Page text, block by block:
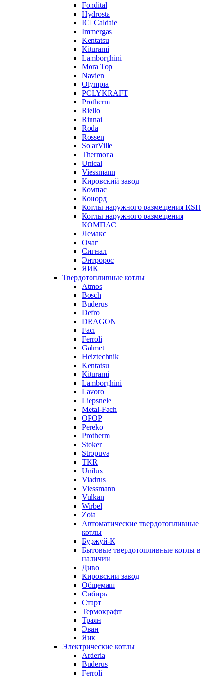
Fondital
Hydrosta
ICI Caldaie
Immergas
Kentatsu
Kiturami
Lamborghini
Mora Top
Navien
Olympia
POLYKRAFT
Protherm
Riello
Rinnai
Roda
Rossen
SolarVille
Thermona
Unical
Viessmann
Кировский завод
Компас
Конорд
Котлы наружного размещения RSH
Котлы наружного размещения
КОМПАС
Лемакс
Очаг
Сигнал
Энтророс
ЯИК
Твердотопливные котлы
Atmos
Bosch
Buderus
Defro
DRAGON
Faci
Ferroli
Galmet
Heiztechnik
Kentatsu
Kiturami
Lamborghini
Lavoro
Liepsnele
Metal-Fach
OPOP
Pereko
Protherm
Stoker
Stropuva
TKR
Unilux
Viadrus
Viessmann
Vulkan
Wirbel
Zota
Автоматические твердотопливные
котлы
Буржуй-К
Бытовые твердотопливные котлы в
наличии
Диво
Кировский завод
Общемаш
Сибирь
Старт
Термокрафт
Траян
Эван
Яик
Электрические котлы
Arderia
Buderus
Ferroli